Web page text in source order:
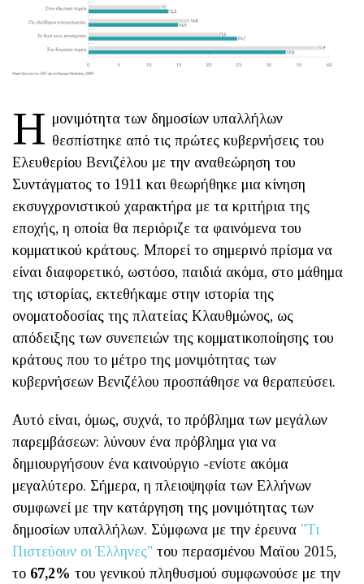
Η μονιμότητα των δημοσίων υπαλλήλων
θεσπίστηκε από τις πρώτες κυβερνήσεις του
Ελευθερίου Βενιζέλου με την αναθεώρηση του
Συντάγματος το 1911 και θεωρήθηκε μια κίνηση
εκσυγχρονιστικού χαρακτήρα με τα κριτήρια της
εποχής, η οποία θα περιόριζε τα φαινόμενα του
κομματικού κράτους. Μπορεί το σημερινό πρίσμα να
είναι διαφορετικό, ωστόσο, παιδιά ακόμα, στο μάθημα
της ιστορίας, εκτεθήκαμε στην ιστορία της
ονοματοδοσίας της πλατείας Κλαυθμώνος, ως
απόδειξης των συνεπειών της κομματικοποίησης του
κράτους που το μέτρο της μονιμότητας των
κυβερνήσεων Βενιζέλου προσπάθησε να θεραπεύσει.
Αυτό είναι, όμως, συχνά, το πρόβλημα των μεγάλων
παρεμβάσεων: λύνουν ένα πρόβλημα για να
δημιουργήσουν ένα καινούργιο -ενίοτε ακόμα
μεγαλύτερο. Σήμερα, η πλειοψηφία των Ελλήνων
συμφωνεί με την κατάργηση της μονιμότητας των
δημοσίων υπαλλήλων. Σύμφωνα με την έρευνα "Τι
Πιστεύουν οι Έλληνες" του περασμένου Μαϊου 2015,
το 67,2% του γενικού πληθυσμού συμφωνούσε με την